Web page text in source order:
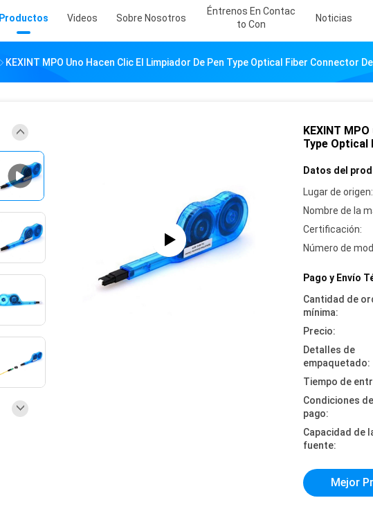
Productos Videos Sobre Nosotros
Éntrenos En Contac
To Con
Noticias
KEXINT MPO Uno Hacen Clic El Limpiador De Pen Type Optical Fiber Connector
KEXINT
Type Optical
Datos del
Lugar de origen:
Nombre de la
Certificación:
Número de
Pago y Envío
Cantidad de
mínima:
Precio:
Detalles de
empaquetado:
Tiempo de
Condiciones de
pago:
Capacidad de
fuente:
Mejor